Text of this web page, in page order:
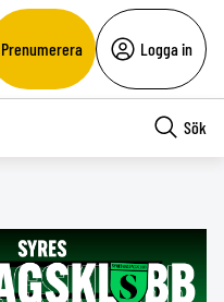
Prenumerera Logga in
Sök